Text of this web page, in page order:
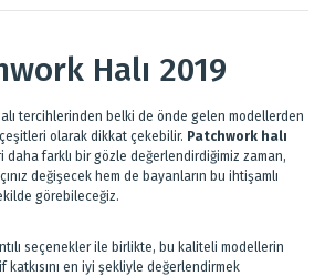
Halı 2019
tercihlerinden belki de önde gelen modellerden
olarak dikkat çekebilir. Patchwork halı
daha farklı bir gözle değerlendirdiğimiz zaman,
değişecek hem de bayanların bu ihtişamlı
görebileceğiz.
seçenekler ile birlikte, bu kaliteli modellerin
en iyi şekliyle değerlendirmek